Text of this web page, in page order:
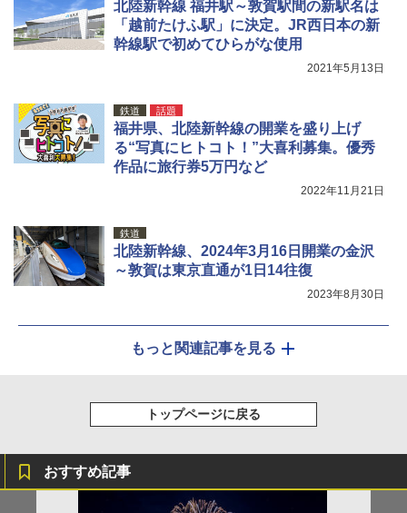
北陸新幹線 福井駅～敦賀駅間の新駅名は
「越前たけふ駅」に決定。JR西日本の新
幹線駅で初めてひらがな使用
2021年5月13日
鉄道 話題
福井県、北陸新幹線の開業を盛り上げ
る“写真にヒトコト！”大喜利募集。優秀
作品に旅行券5万円など
2022年11月21日
鉄道
北陸新幹線、2024年3月16日開業の金沢
～敦賀は東京直通が1日14往復
2023年8月30日
もっと関連記事を見る
トップページに戻る
おすすめ記事